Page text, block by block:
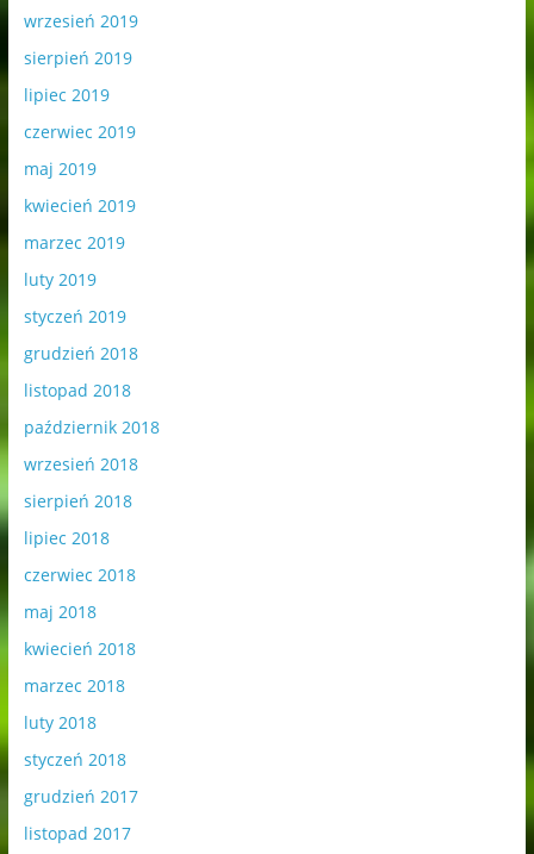
wrzesień 2019
sierpień 2019
lipiec 2019
czerwiec 2019
maj 2019
kwiecień 2019
marzec 2019
luty 2019
styczeń 2019
grudzień 2018
listopad 2018
październik 2018
wrzesień 2018
sierpień 2018
lipiec 2018
czerwiec 2018
maj 2018
kwiecień 2018
marzec 2018
luty 2018
styczeń 2018
grudzień 2017
listopad 2017